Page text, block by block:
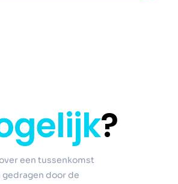
?
een tussenkomst
door de